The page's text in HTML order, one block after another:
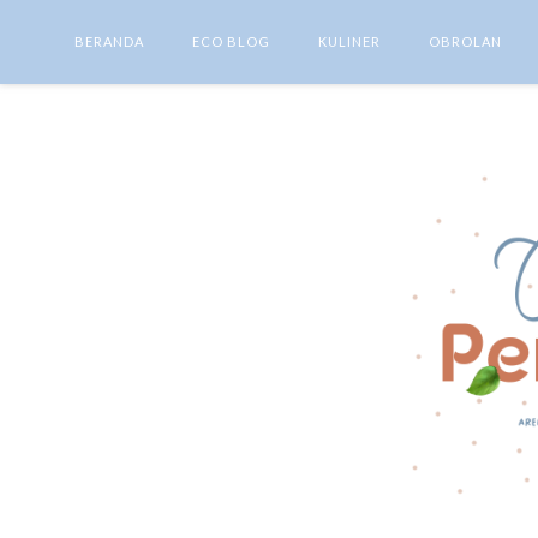
BERANDA ECO BLOG KULINER OBROLAN